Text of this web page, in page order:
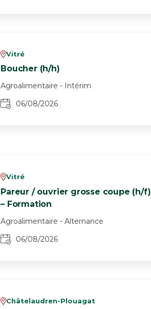
vVitré
Boucher (h/h)
Agroalimentaire - Intérim
06/08/2026
vVitré
Pareur / ouvrier grosse coupe (h/f)
– Formation
Agroalimentaire - Alternance
06/08/2026
vChâtelaudren-Plouagat